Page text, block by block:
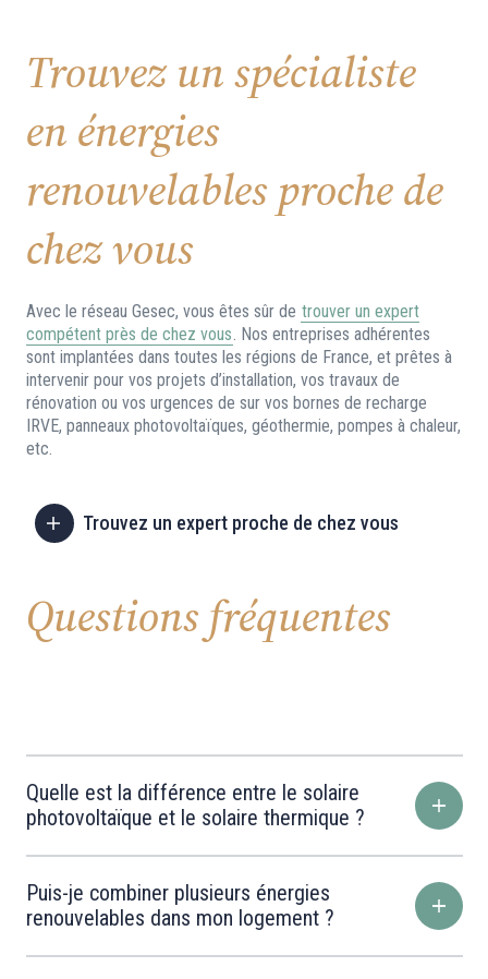
Trouvez un spécialiste
en énergies
renouvelables proche de
chez vous
Avec le réseau Gesec, vous êtes sûr de trouver un expert
compétent près de chez vous. Nos entreprises adhérentes
sont implantées dans toutes les régions de France, et prêtes à
intervenir pour vos projets d’installation, vos travaux de
rénovation ou vos urgences de sur vos bornes de recharge
IRVE, panneaux photovoltaïques, géothermie, pompes à chaleur,
etc.
Trouvez un expert proche de chez vous
Questions fréquentes
Quelle est la différence entre le solaire
photovoltaïque et le solaire thermique ?
Puis-je combiner plusieurs énergies
renouvelables dans mon logement ?